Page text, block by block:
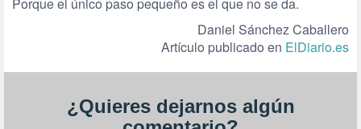
Daniel Sánchez Caballero
Artículo publicado en ElDiario.es
¿Quieres dejarnos algún